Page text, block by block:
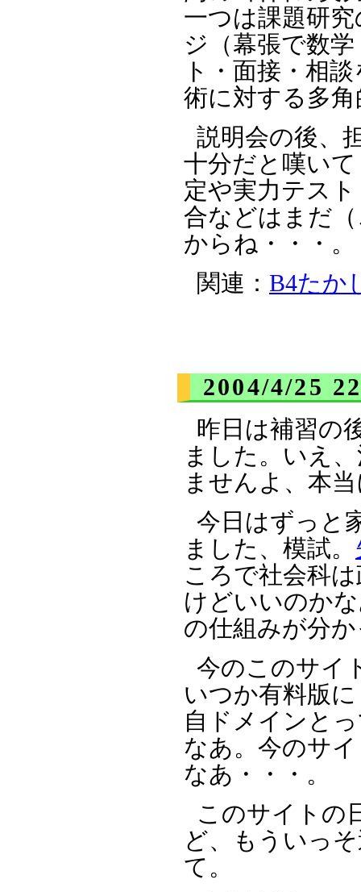
一つは課題研
ジ（幕張で数
ト・面接・相
術に対する多
説明会の後、
十分だと嘆い
定や実力テス
合などはまだ
からね・・・。
関連： B4たか
2004/4/25
昨日は補習の
ました。いえ
ませんよ、本
今日はずっと
ました、模試。
ころで社会科
けどいいのか
の仕組みが分
今のこのサイ
いつか有料版
自ドメインと
なあ。今のサ
なあ・・・。
このサイトの
ど、もういっ
て。